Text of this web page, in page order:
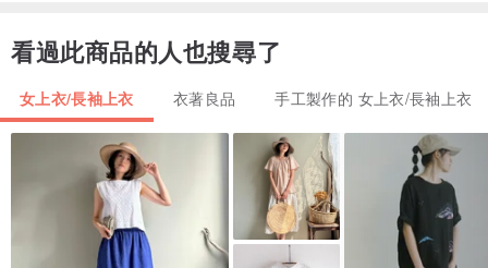
看過此商品的人也搜尋了
女上衣/長袖上衣 衣著良品 手工製作的 女上衣/長袖上衣